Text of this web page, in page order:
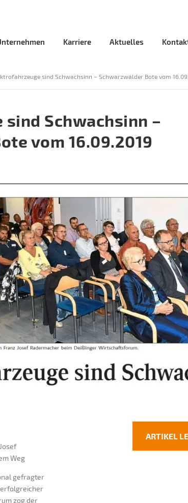
Karriere Aktuelles
sind Schwachsinn – Schwarzwälder Bote vom
Schwachsinn –
vom 16.09.2019
Weg
gefragter
zog der
ARTIKEL